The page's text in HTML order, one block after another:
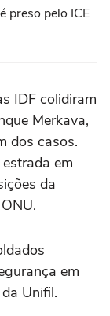
preso pelo ICE
IDF colidiram
Merkava,
dos casos.
em
da
em
Unifil.